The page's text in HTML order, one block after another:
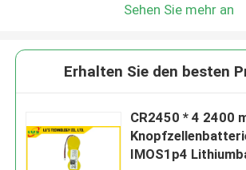
Sehen Sie mehr an
Erhalten Sie den besten
CR2450 * 4 2400
IMOS1p4